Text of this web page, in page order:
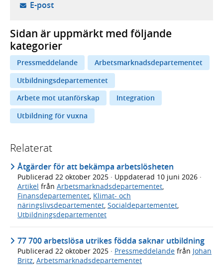
E-post- öppnar din e-postklient,
Sidan är uppmärkt med följande
kategorier
Pressmeddelande
Arbetsmarknadsdepartementet
Utbildningsdepartementet
Arbete mot utanförskap
Integration
Utbildning för vuxna
Relaterat
Åtgärder för att bekämpa arbetslösheten
Publicerad 22 oktober 2025 · Uppdaterad 10 juni 2026 ·
Artikel från Arbetsmarknadsdepartementet,
Finansdepartementet, Klimat- och
näringslivsdepartementet, Socialdepartementet,
Utbildningsdepartementet
77 700 arbetslösa utrikes födda saknar utbildning
Publicerad 22 oktober 2025 · Pressmeddelande från Johan
Britz Arbetsmarknadsdepartementet